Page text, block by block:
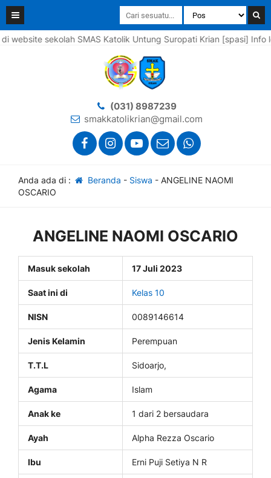
sekolah SMAS Katolik Untung Suropati Krian [spasi] Info
(031) 8987239
smakkatolikrian@gmail.com
Anda ada di : Beranda - Siswa - ANGELINE NAOMI
OSCARIO
ANGELINE NAOMI OSCARIO
Masuk sekolah 17 Juli 2023
Saat ini di Kelas 10
NISN 0089146614
Jenis Kelamin Perempuan
T.T.L Sidoarjo,
Agama Islam
Anak ke 1 dari 2 bersaudara
Ayah Alpha Rezza Oscario
Ibu Erni Puji Setiya N R